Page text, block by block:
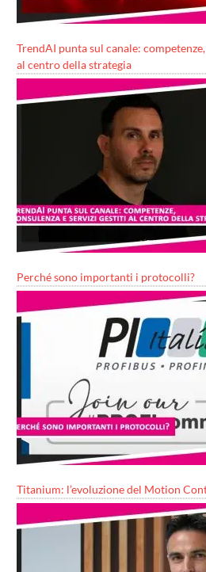
TrendAI punta sul canale:
al centro della strategia
Perché sono importanti i protocolli?
Titanium: l’evoluzione del Motion